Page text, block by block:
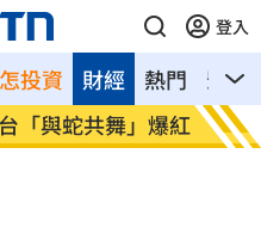
登入
投資 熱門 影音
財經
」爆紅 結果慘
主機
潰